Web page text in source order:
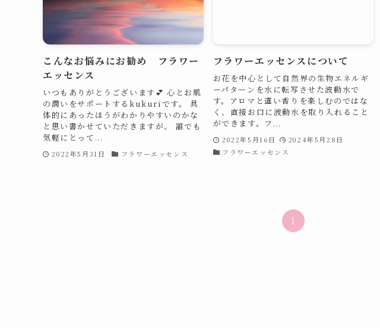
こんなお悩みにお勧め フラワー
エッセンス
いつもありがとうございます💕 心とお肌
の潤いをサポートするkukuriです。 具
体的にあったほうがわかりやすいのかな
と思い書かせていただきますが、 誰でも
気軽にとって...
2022年5月31日 フラワーエッセンス
フラワーエッセンスについて
お花を中心として自然界の生物エネルギ
ーパターンを水に転写させた波動水で
す。アロマと違い香りを楽しむのではな
く、直接お口に波動水を取り入れること
ができます。フ...
2022年5月16日
2024年5月28日
フラワーエッセンス
1